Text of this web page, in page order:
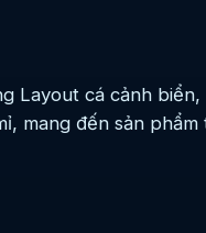
Layout cá cảnh
mang đến sản phẩm